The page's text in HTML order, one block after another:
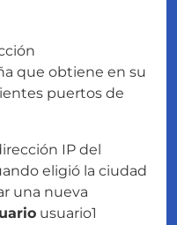
que obtiene en su
puertos de
IP del
eligió la ciudad
una nueva
usuario1